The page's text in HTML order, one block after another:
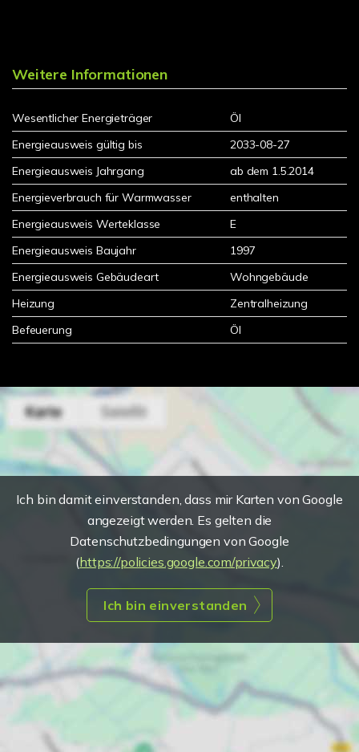
Weitere Informationen
Wesentlicher Energieträger
Öl
Energieausweis gültig bis
2033-08-27
Energieausweis Jahrgang
ab dem 1.5.2014
Energieverbrauch für Warmwasser
enthalten
Energieausweis Werteklasse
E
Energieausweis Baujahr
1997
Energieausweis Gebäudeart
Wohngebäude
Heizung
Zentralheizung
Befeuerung
Öl
Ich bin damit einverstanden, dass mir Karten von Google
angezeigt werden. Es gelten die
Datenschutzbedingungen von Google
(https://policies.google.com/privacy).
Ich bin einverstanden